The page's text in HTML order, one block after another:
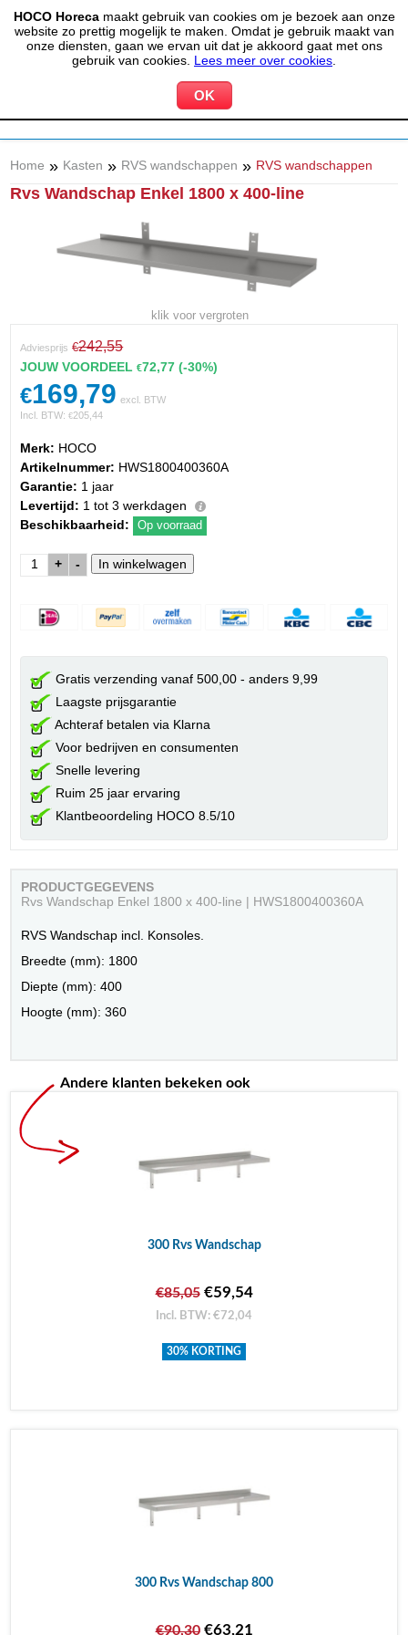
HOCO Horecamaakt gebruik van cookies om je bezoek aan onze
website zo prettig mogelijk te maken. Omdat je gebruik maakt van
onze diensten, gaan we ervan uit dat je akkoord gaat met ons
gebruik van cookies. Lees meer over cookies
(020) 497 6325 info@hocohoreca.nl
MIJN ACCOUNT 0 WINKELWAGEN
Home » Kasten » RVS wandschappen » RVS wandschappen
Rvs Wandschap Enkel 1800 x 400-line
klik voor vergroten
Adviesprijs €242,55
JOUW VOORDEEL€72,77 (-30%)
€169,79 excl. BTW
Incl. BTW:€205,44
Merk: HOCO
Artikelnummer: HWS1800400360A
Garantie: 1 jaar
Levertijd: 1 tot 3 werkdagen
Beschikbaarheid:
Op voorraad
+ -
Gratis verzending vanaf 500,00 - anders 9,99
Laagste prijsgarantie
Achteraf betalen via Klarna
Voor bedrijven en consumenten
Snelle levering
Ruim 25 jaar ervaring
Klantbeoordeling HOCO 8.5/10
PRODUCTGEGEVENS
Rvs Wandschap Enkel 1800 x 400-line | HWS1800400360A
RVS Wandschap incl. Konsoles.
Breedte (mm): 1800
Diepte (mm): 400
Hoogte (mm): 360
Andere klanten bekeken ook
300 Rvs Wandschap
€85,05€59,54
Incl. BTW: €72,04
30% KORTING
300 Rvs Wandschap 800
€90,30€63,21